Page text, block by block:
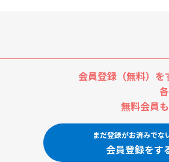
会員登録（無料）を
無料会員
まだ登録がお済みでな
会員登録をす